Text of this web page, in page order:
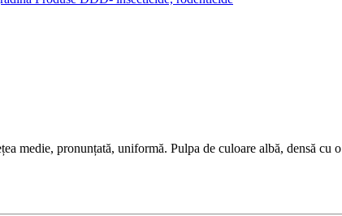
pronunțată, uniformă. Pulpa de culoare albă, densă cu